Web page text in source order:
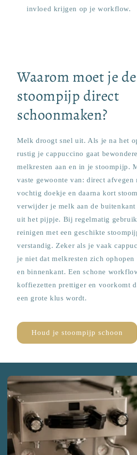
invloed krijgen op je workflow.
Waarom moet je de
stoompijp direct
schoonmaken?
Melk droogt snel uit. Als je na het
rustig je cappuccino gaat
melkresten aan en in je stoompijp.
vaste gewoonte van: direct afvegen
vochtig doekje en daarna kort
verwijder je melk aan de buitenkant
uit het pijpje. Bij regelmatig
reinigen met een geschikte
verstandig. Zeker als je vaak
je niet dat melkresten zich ophopen
en binnenkant. Een schone
koffiezetten prettiger en voorkomt
een grote klus wordt.
Houd je stoompijp schoon